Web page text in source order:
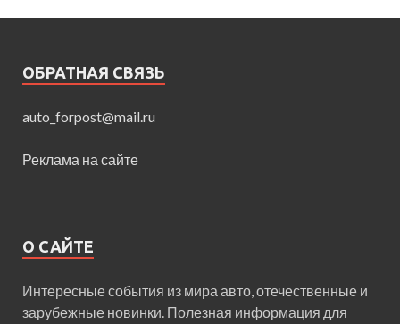
ОБРАТНАЯ СВЯЗЬ
auto_forpost@mail.ru
Реклама на сайте
О САЙТЕ
Интересные события из мира авто, отечественные и
зарубежные новинки. Полезная информация для